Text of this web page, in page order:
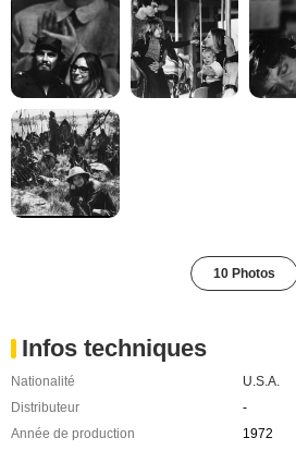
10 Photos
Infos techniques
Nationalité
U.S.A.
Distributeur
-
Année de production
1972